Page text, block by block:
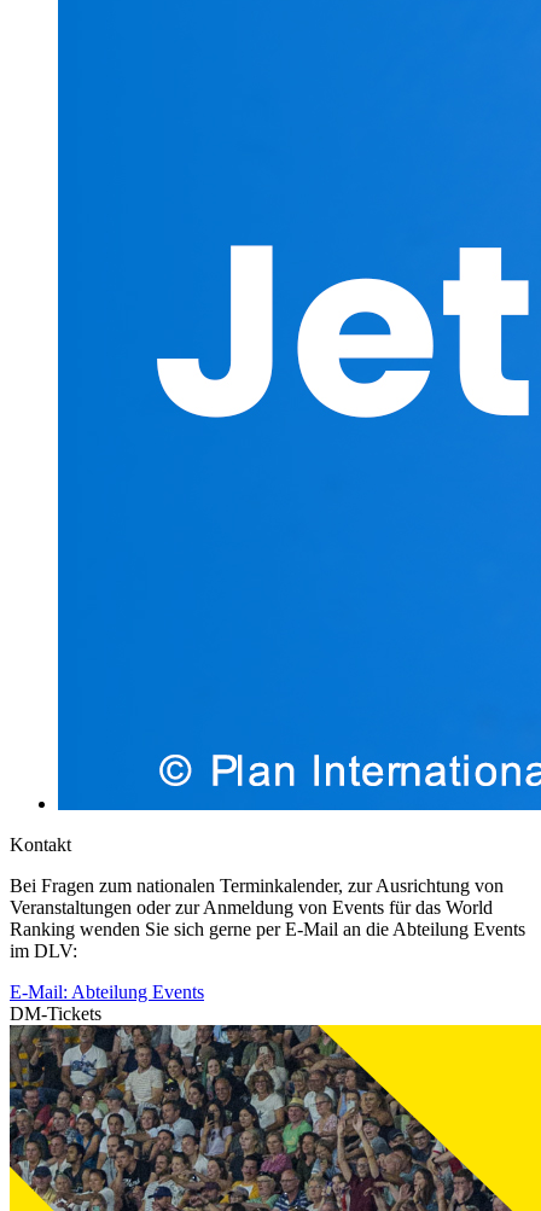
Kontakt
Bei Fragen zum nationalen Terminkalender, zur Ausrichtung von
Veranstaltungen oder zur Anmeldung von Events für das World
Ranking wenden Sie sich gerne per E-Mail an die Abteilung Events
im DLV:
E-Mail: Abteilung Events
DM-Tickets